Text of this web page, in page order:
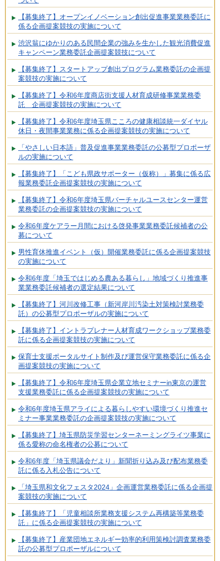
【募集終了】オープンイノベーション創出促進事業業務委託に
係る企画提案競技の実施について
渋沢翁にゆかりのある民間企業の強みを生かした観光消費促進
キャンペーン業務委託企画提案競技について
【募集終了】スタートアップ創出プログラム業務委託の企画提
案競技の実施について
【募集終了】令和6年度商店街支援人材育成研修事業業務委
託 企画提案競技の実施について
【募集終了】令和6年度埼玉県こころの健康相談統一ダイヤル
休日・夜間事業業務に係る企画提案競技の実施について
「やさしい日本語」普及促進事業業務委託の公募型プロポーザ
ルの実施について
【募集終了】「こども県政サポーター（仮称）」募集に係る広
報業務委託企画提案競技の実施について
【募集終了】令和6年度埼玉県バーチャルユースセンター運営
業務委託の企画提案競技の実施について
令和6年度ケアラー月間における啓発事業業務委託候補者の公
募について
男性育休推進イベント（仮）開催業務委託に係る企画提案競技
の実施について
令和6年度「埼玉ではじめる農ある暮らし」地域づくり推進事
業業務委託候補者の選定結果について
【募集終了】河川改修工事（新河岸川汚染土対策検討業務委
託）の公募型プロポーザルの実施について
【募集終了】イントラプレナー人材育成ワークショップ業務委
託に係る企画提案競技の実施について
保育士支援ポータルサイト制作及び運営保守業務委託に係る企
画提案競技の実施について
【募集終了】令和6年度埼玉県企業立地セミナーin東京の運営
支援業務委託に係る企画提案競技の実施について
令和6年度埼玉県アライによる暮らしやすい環境づくり推進セ
ミナー事業業務委託の企画提案競技の実施について
【募集終了】埼玉県防災学習センターネーミングライツ事業に
係る愛称の命名権者の公募について
令和6年度「埼玉県議会だより」新聞折り込み及び配布業務委
託に係る入札公告について
「埼玉県和文化フェスタ2024」企画運営業務委託に係る企画提
案競技の実施について
【募集終了】「児童相談所業務支援システム再構築等業務委
託」に係る企画提案競技の実施について
【募集終了】産業団地エネルギー効率的利用策検討調査業務委
託の公募型プロポーザルについて